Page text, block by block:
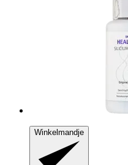
Winkelmandje